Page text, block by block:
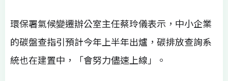
環保署氣候變遷辦公室主任蔡玲儀表示，中小企業
的碳盤查指引預計今年上半年出爐，碳排放查詢系
統也在建置中，「會努力儘速上線」。